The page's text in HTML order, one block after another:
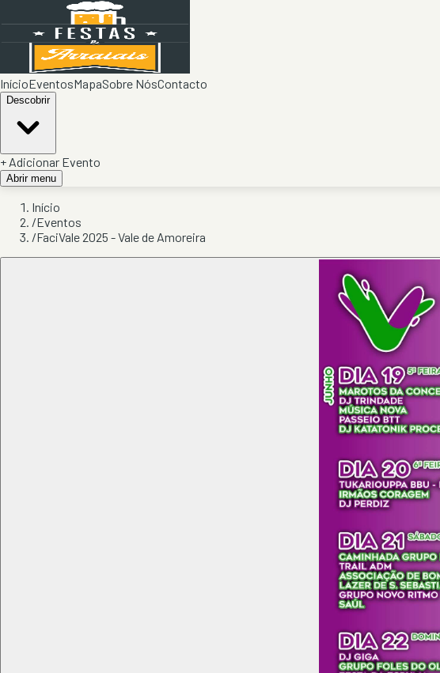
InícioEventosMapaSobre NósContacto
Descobrir
+ Adicionar Evento
Abrir menu
Início
/Eventos
/FaciVale 2025 - Vale de Amoreira